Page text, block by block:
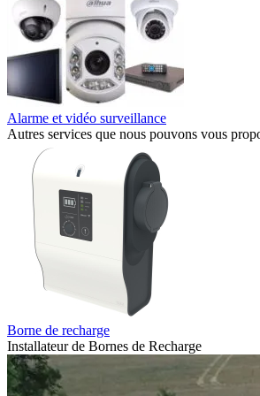
Alarme et vidéo surveillance
Autres services que nous pouvons vous
Borne de recharge
Installateur de Bornes de Recharge